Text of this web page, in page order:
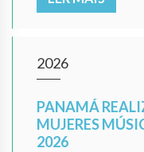
2026
PANAMÁ
MUJERES
2026